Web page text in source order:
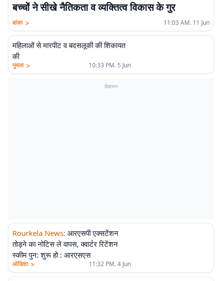
बच्चों ने सीखे नैतिकता व व्यक्तित्व विकास के गुर
बांका > 11:03 AM. 11 Jun
महिलाओं से मारपीट व बदसलूकी की शिकायत
की
गुमला > 10:33 PM. 5 Jun
विज्ञापन
Rourkela News: आरएसपी एक्सटेंशन
तोड़ने का नोटिस ले वापस, क्वार्टर रिटेंशन
स्कीम पुन: शुरू हो : आरएसएस
ओडिशा > 11:32 PM. 4 Jun